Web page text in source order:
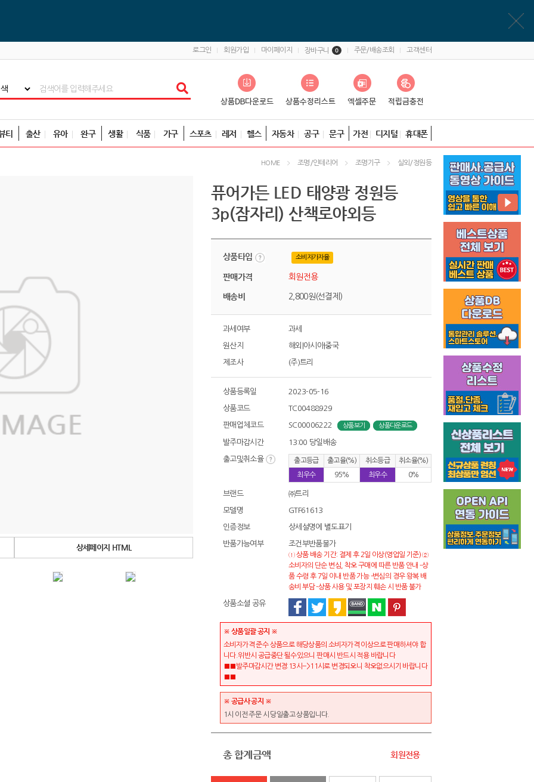
로그인 회원가입 마이페이지 장바구니 0 주문/배송조회 고객센터
티 출산 유아 완구 생활 식품 가구 스포츠 레저 헬스 자동차 공구 문구 가전 디지털 휴대폰
HOME 조명/인테리어 조명기구 실외/정원등
상세페이지 HTML
퓨어가든 LED 태양광 정원등
3p(잠자리) 산책로야외등
상품타입 소비자가자율
판매가격 회원전용
배송비 2,800원(선결제)
과세여부 과세
원산지 해외|아시아|중국
제조사 (주)트리
상품등록일 2023-05-16
상품코드 TC00488929
판매업체코드 SC00006222 상품보기 상품다운로드
발주마감시간 13:00 당일배송
출고및취소율 출고등급 출고율(%) 취소등급
취소율(%)
최우수
95% 최우수 0%
브랜드 ㈜트리
모델명 GTF61613
인증정보 상세설명에 별도표기
반품가능여부 조건부반품불가
① 상품 배송 기간: 결제 후 2일 이상(영업일 기준) ②
소비자의 단순 변심, 착오 구매에 따른 반품 안내 -상
품 수령 후 7일 이내 반품 가능 -변심의 경우 왕복 배
송비 부담 -상품 사용 및 포장지 훼손 시 반품 불가
상품소셜 공유
※ 상품일괄 공지 ※
소비자가격 준수 상품으로 해당상품의 소비자가격 이상으로 판매하셔야 합
니다.위반시 공급중단 될수있으니 판매시 반드시 적용 바랍니다
■■발주마감시간 변경:13시-->11시로 변경되오니 착오없으시기 바랍니다
■■
※ 공급사 공지 ※
1시 이전 주문 시 당일출고 상품입니다.
총 합계금액 회원전용